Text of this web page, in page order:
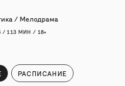
/ Мелодрама
/ 113 МИН / 18+
РАСПИСАНИЕ